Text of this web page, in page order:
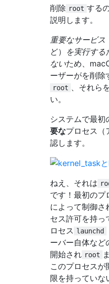
削除 root する
説明します。
重要なサービス
ど） を実行する
ないため、
ーザーがを削除
root
、それら
い。
システムで最初
要なプロセス（
認します。
ねえ、それは
です！最初のプ
によって制御さ
セス許可を持っ
ロセス launchd
ーバー自体など
開始され root
このプロセス
限を持っていな